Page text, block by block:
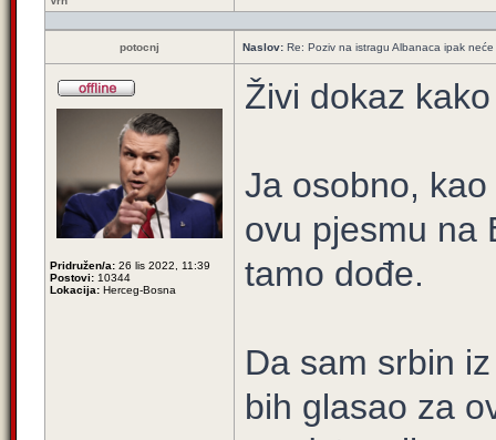
potocnj Naslov: Re: Poziv na istragu Albanaca ipak
Pridružen/a: 26 lis 2022, 11:39
Postovi: 10344
Lokacija: Herceg-Bosna
Živi dokaz
Ja osobno,
ovu pjesmu na
tamo dođe.
Da sam srbin
bih glasao za